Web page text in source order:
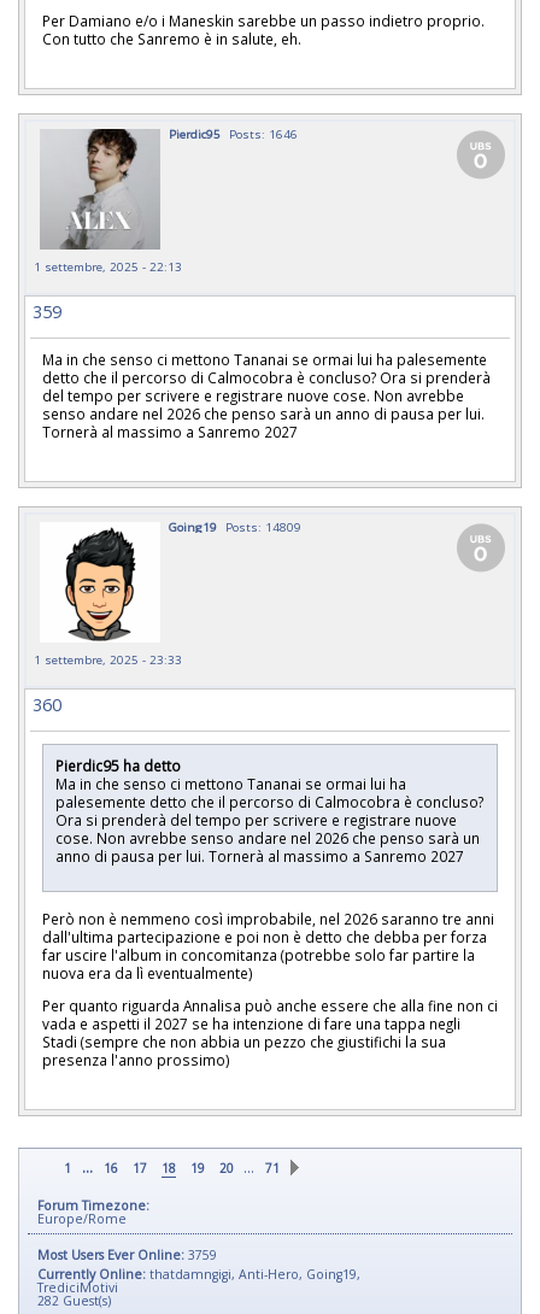
Per Damiano e/o i Maneskin sarebbe un passo indietro proprio.
Con tutto che Sanremo è in salute, eh.
Pierdic95 Posts: 1646
1 settembre, 2025 - 22:13
359
Ma in che senso ci mettono Tananai se ormai lui ha palesemente
detto che il percorso di Calmocobra è concluso? Ora si prenderà
del tempo per scrivere e registrare nuove cose. Non avrebbe
senso andare nel 2026 che penso sarà un anno di pausa per lui.
Tornerà al massimo a Sanremo 2027
Going19 Posts: 14809
1 settembre, 2025 - 23:33
360
Pierdic95 ha detto
Ma in che senso ci mettono Tananai se ormai lui ha
palesemente detto che il percorso di Calmocobra è concluso?
Ora si prenderà del tempo per scrivere e registrare nuove
cose. Non avrebbe senso andare nel 2026 che penso sarà un
anno di pausa per lui. Tornerà al massimo a Sanremo 2027
Però non è nemmeno così improbabile, nel 2026 saranno tre anni
dall'ultima partecipazione e poi non è detto che debba per forza
far uscire l'album in concomitanza (potrebbe solo far partire la
nuova era da lì eventualmente)
Per quanto riguarda Annalisa può anche essere che alla fine non ci
vada e aspetti il 2027 se ha intenzione di fare una tappa negli
Stadi (sempre che non abbia un pezzo che giustifichi la sua
presenza l'anno prossimo)
1 ... 16 17 18 19 20 … 71
Forum Timezone:
Europe/Rome
Most Users Ever Online: 3759
Currently Online: thatdamngigi, Anti-Hero, Going19,
TrediciMotivi
282 Guest(s)